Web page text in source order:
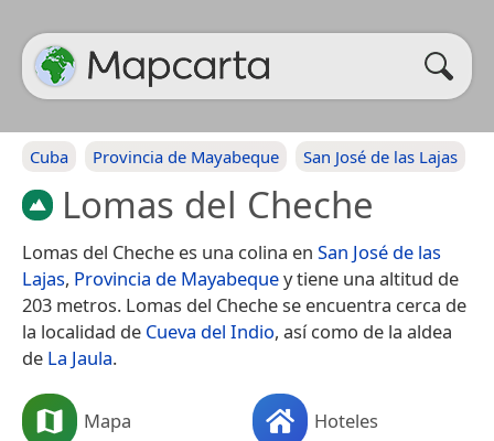
Cuba Provincia de Mayabeque San José de las Lajas
Lomas del Cheche
Lomas del Cheche es una colina en San José de las
Lajas, Provincia de Mayabequey tiene una altitud de
203 metros. Lomas del Cheche se encuentra cerca de
la localidad de Cueva del Indio, así como de la aldea
de La Jaula.
Mapa Hoteles